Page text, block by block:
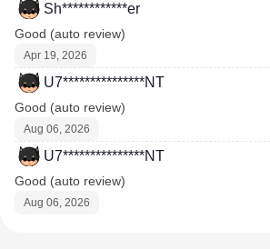
Sh************er
Good (auto review)
Apr 19, 2026
U7***************NT
Good (auto review)
Aug 06, 2026
U7***************NT
Good (auto review)
Aug 06, 2026